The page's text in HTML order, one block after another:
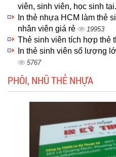
viên, sinh viên, học sinh
In thẻ nhựa HCM làm thẻ
nhân viên giá rẻ
19953
Thẻ sinh viên tích hợp thẻ
In thẻ sinh viên số lượng
5767
PHÔI, NHŨ THẺ NHỰA